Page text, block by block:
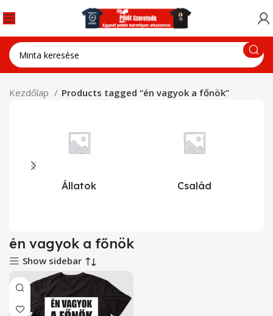
Kezdőlap Products tagged “én vagyok a főnök”
Állatok Család
én vagyok a főnök
Show sidebar